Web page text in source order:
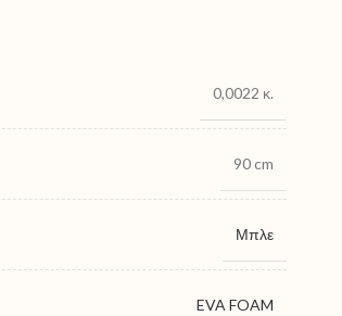
0,0022 κ.
90 cm
Μπλε
EVA FOAM